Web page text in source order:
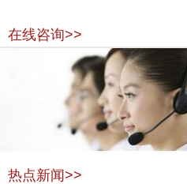
在线咨询>>
热点新闻>>